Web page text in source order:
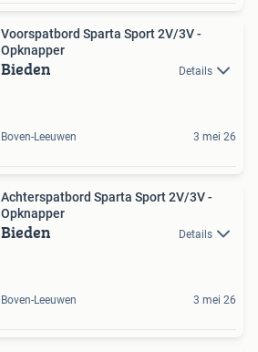
Voorspatbord Sparta Sport 2V/3V -
Opknapper
Bieden Details
Boven-Leeuwen 3 mei 26
Achterspatbord Sparta Sport 2V/3V -
Opknapper
Bieden Details
Boven-Leeuwen 3 mei 26